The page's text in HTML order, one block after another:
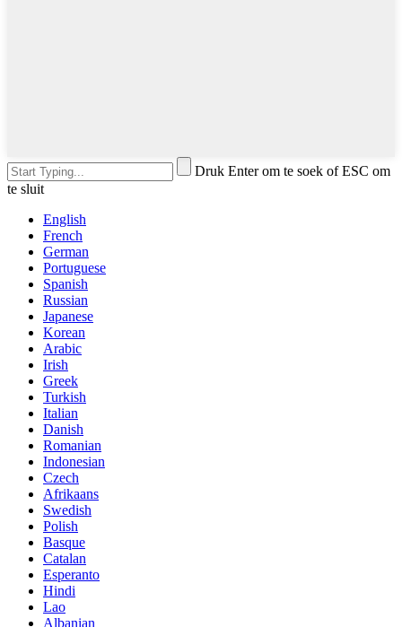
Druk Enter om te soek of ESC om
te sluit
English
French
German
Portuguese
Spanish
Russian
Japanese
Korean
Arabic
Irish
Greek
Turkish
Italian
Danish
Romanian
Indonesian
Czech
Afrikaans
Swedish
Polish
Basque
Catalan
Esperanto
Hindi
Lao
Albanian